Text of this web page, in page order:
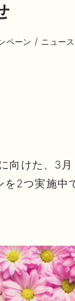
ペーン / ニュース
向けた、3月
2つ実施中